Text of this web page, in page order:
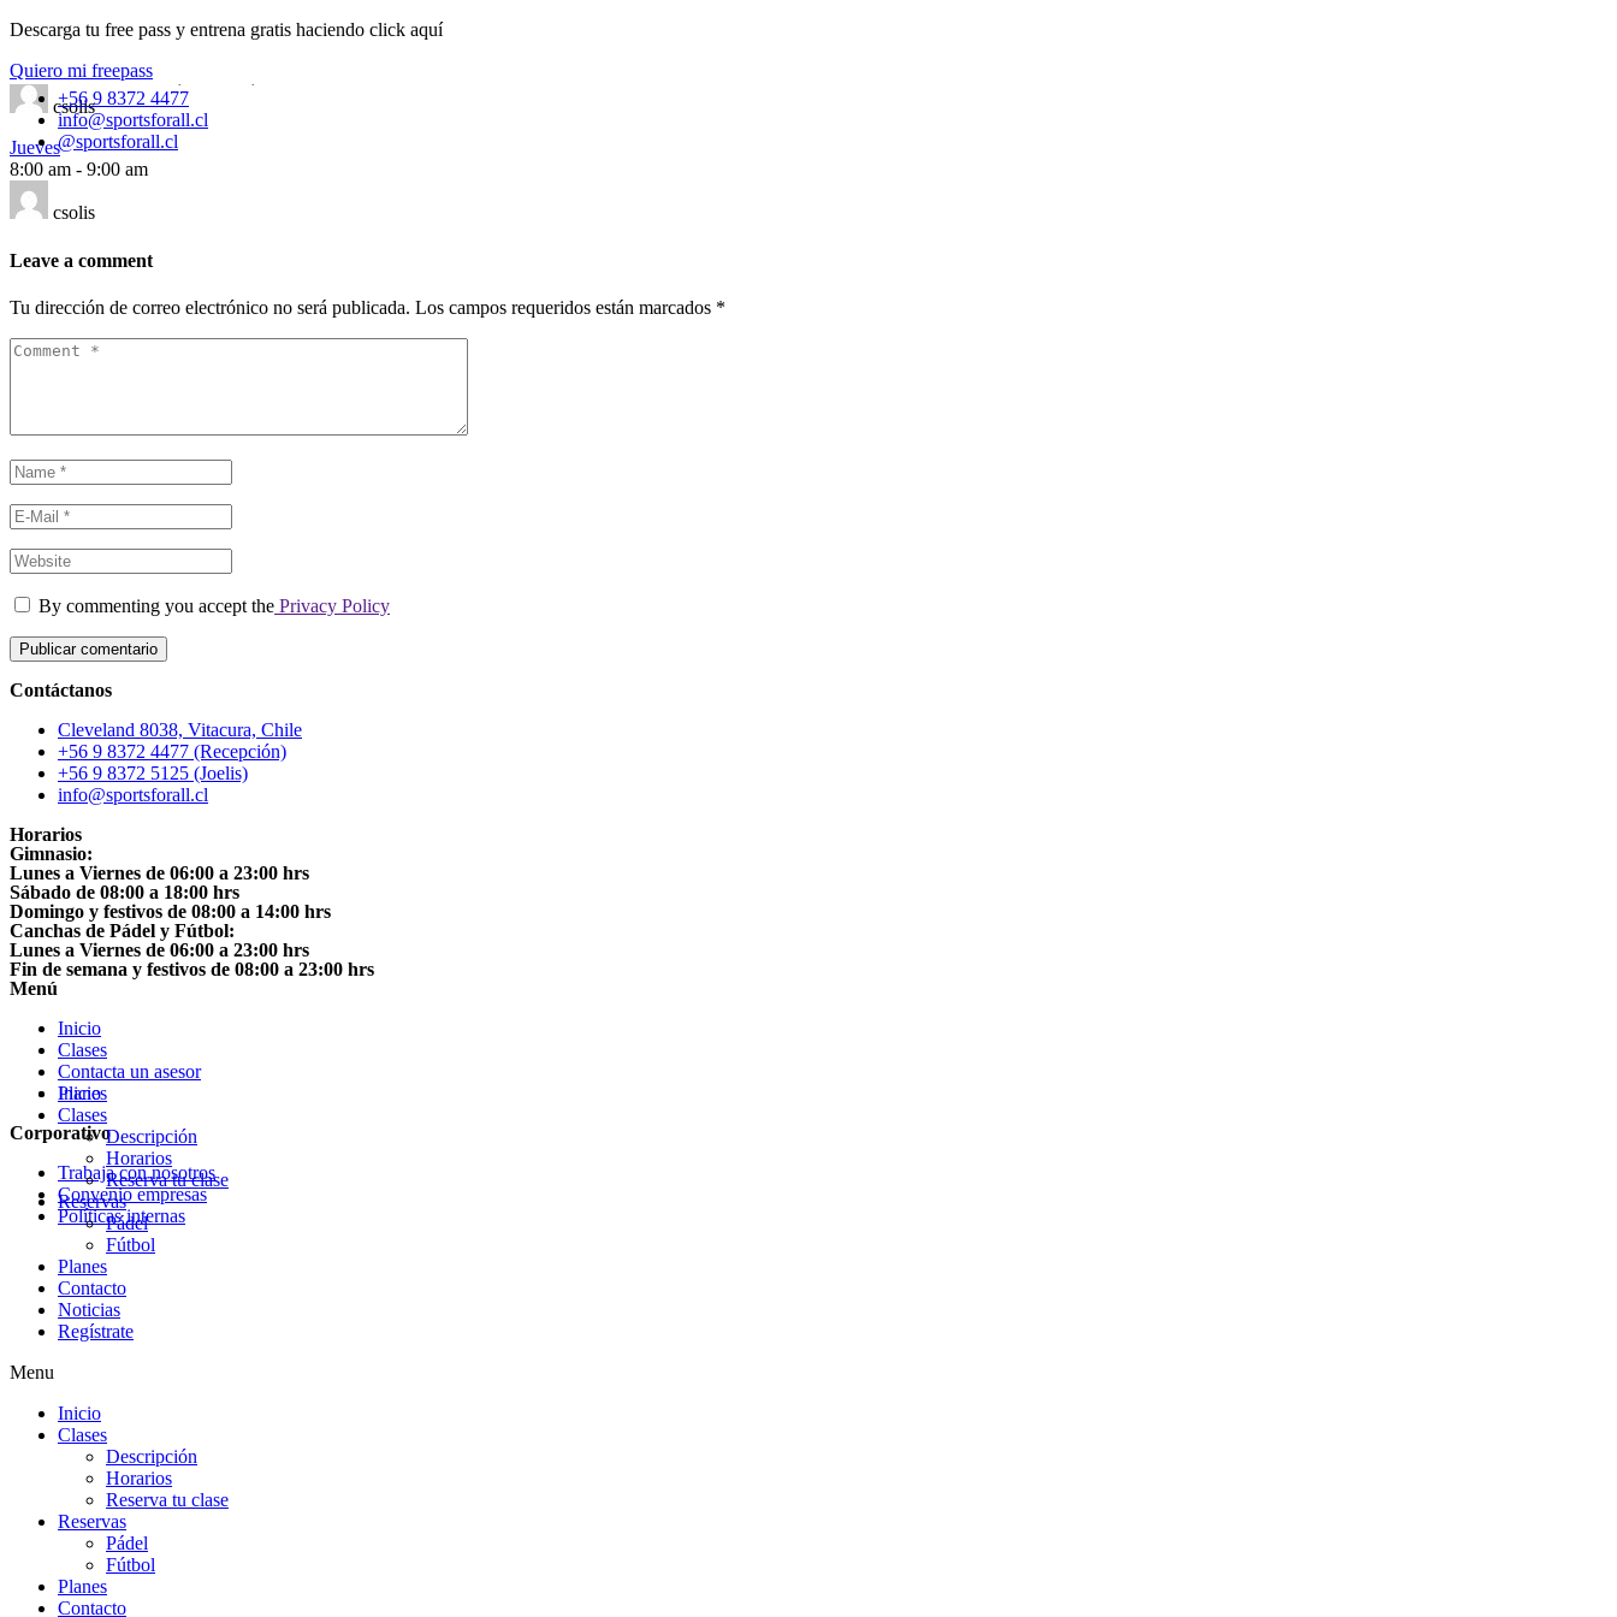
Descarga tu free pass y entrena gratis haciendo click aquí
Quiero mi freepass
Cleveland 8038, Vitacura, Chile
+56 9 8372 4477
info@sportsforall.cl
@sportsforall.cl
Inicio
Clases
Descripción
Horarios
Reserva tu clase
Reservas
Pádel
Fútbol
Planes
Contacto
Noticias
Regístrate
Menu
Inicio
Clases
Descripción
Horarios
Reserva tu clase
Reservas
Pádel
Fútbol
Planes
Contacto
Martes
8:00 am- 9:00 am
csolis
Jueves
8:00 am - 9:00 am
csolis
Leave a comment
Tu dirección de correo electrónico no será publicada. Los campos requeridos están marcados *
By commenting you accept the Privacy Policy
Contáctanos
Cleveland 8038, Vitacura, Chile
+56 9 8372 4477 (Recepción)
+56 9 8372 5125 (Joelis)
info@sportsforall.cl
Horarios
Gimnasio:
Lunes a Viernes de 06:00 a 23:00 hrs
Sábado de 08:00 a 18:00 hrs
Domingo y festivos de 08:00 a 14:00 hrs
Canchas de Pádel y Fútbol:
Lunes a Viernes de 06:00 a 23:00 hrs
Fin de semana y festivos de 08:00 a 23:00 hrs
Menú
Inicio
Clases
Contacta un asesor
Planes
Corporativo
Trabaja con nosotros
Convenio empresas
Políticas internas